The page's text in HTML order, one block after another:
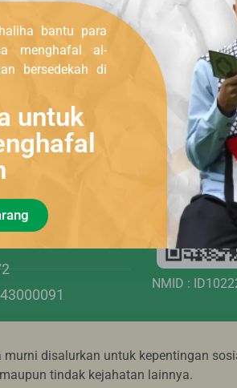
yang dicukupkan pahala mereka
Huda
QRIS
NMID :
disalurkan untuk kepentingan
tindak kejahatan lainnya.
bantu para
menghafal al-
bersedekah di
untuk